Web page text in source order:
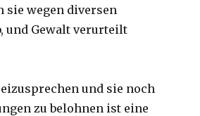
sie wegen diversen
und Gewalt verurteilt
und sie noch
zu belohnen ist eine